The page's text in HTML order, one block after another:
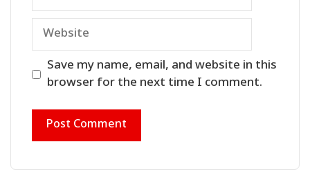
Website
Save my name, email, and website in this
browser for the next time I comment.